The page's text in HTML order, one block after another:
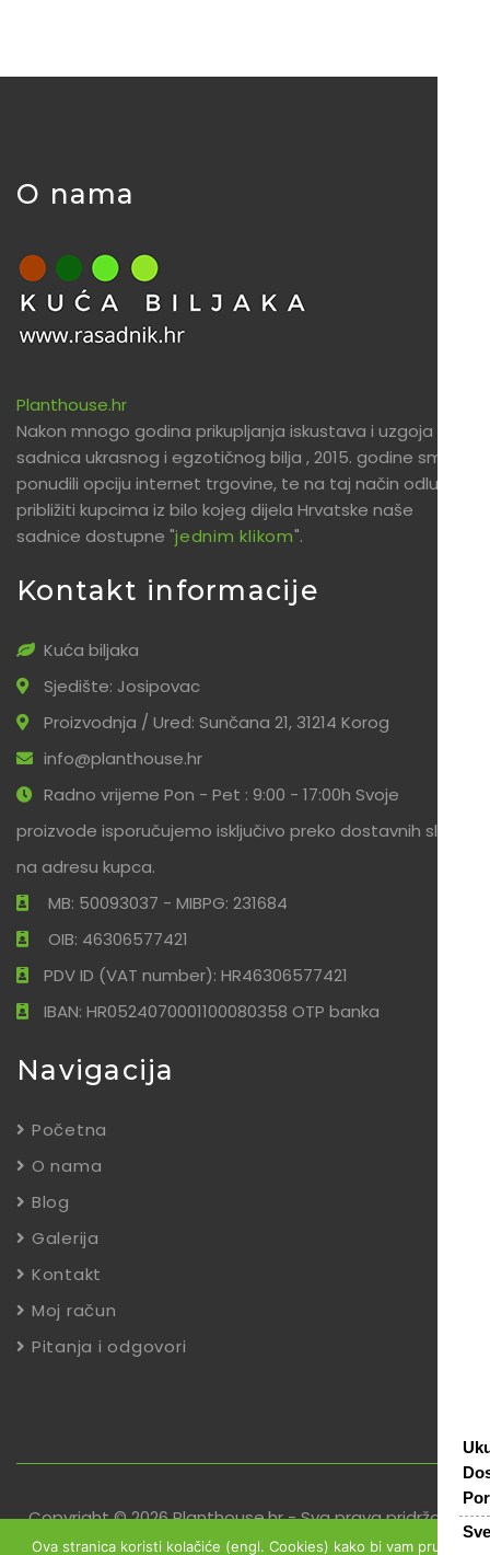
O nama
Planthouse.hr
Nakon mnogo godina prikupljanja iskustava i uzgoja
sadnica ukrasnog i egzotičnog bilja , 2015. godine smo
ponudili opciju internet trgovine, te na taj način odlučili
približiti kupcima iz bilo kojeg dijela Hrvatske naše
sadnice dostupne "jednim klikom".
Kontakt informacije
Kuća biljaka
Sjedište: Josipovac
Proizvodnja / Ured: Sunčana 21, 31214 Korog
info@planthouse.hr
Radno vrijeme Pon - Pet : 9:00 - 17:00h Svoje
proizvode isporučujemo isključivo preko dostavnih službi
na adresu kupca.
MB: 50093037 - MIBPG: 231684
OIB: 46306577421
PDV ID (VAT number): HR46306577421
IBAN: HR0524070001100080358 OTP banka
Navigacija
Početna
O nama
Blog
Galerija
Kontakt
Moj račun
Pitanja i odgovori
Copyright © 2026 Planthouse.hr - Sva prava pridržana
Ova stranica koristi kolačiće (engl. Cookies) kako bi vam pružili